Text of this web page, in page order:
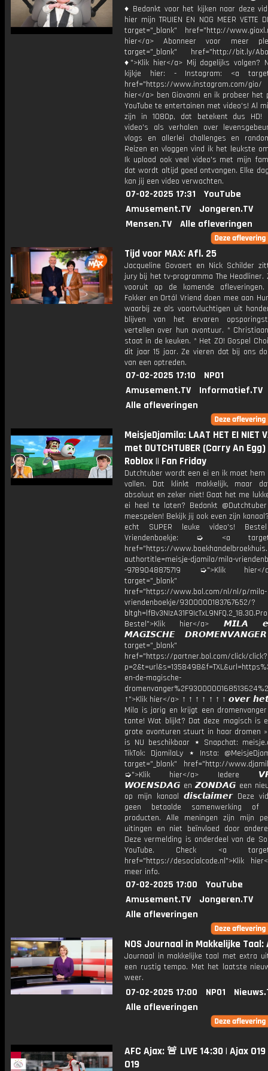
♦ Bedankt voor het kijken naar deze
hier mijn TRUIEN EN NOG MEER VETTE
target="_blank" href="http://
hier</a> Abonneer voor meer
target="_blank" href="http://bit.ly/
♦">Klik hier</a> Mij dagelijks volgen?
kijkje hier: - Instagram: <a
href="https://www.instagram.com/
hier</a> ben Giovanni en ik probeer het
YouTube te entertainen met video's! Al
zijn in 1080p, dat betekent dus HD!
video's als verhalen over
vlogs en allerlei challenges en
Reizen en vloggen vind ik het leukste
Ik upload ook veel video's met mijn
dat wordt altijd goed ontvangen. Elke
kan jij een video verwachten.
07-02-2025 17:31
YouTube
Amusement.TV
Jongeren.TV
Mensen.TV
Alle afleveringen
Tijd voor MAX: Afl. 25
Jacqueline Govaert en Nick Schilder
jury bij het tv-programma The Headliner.
vooruit op de komende
Fokker en Ortál Vriend doen mee aan
waarbij ze als voortvluchtigen uit
blijven van het ervaren
vertellen over hun avontuur. *
staat in de keuken. * Het ZO! Gospel
dit jaar 15 jaar. Ze vieren dat bij ons
van een optreden.
07-02-2025 17:10
NPO1
Amusement.TV
Informatief.TV
Alle afleveringen
MeisjeDjamila: LAAT HET EI NIET
met DUTCHTUBER (Carry An
Roblox || Fan Friday
Dutchtuber wordt een ei en ik moet hem
vallen. Dat klinkt makkelijk, maar
absoluut en zeker niet! Gaat het me
ei heel te laten? Bedankt
meespelen! Bekijk jij ook even zijn
echt SUPER leuke video's!
Vriendenboekje: ➭ <a
href="https://
authortitle=meisje-djamila/mila-
-9789048875719 ➭">Klik
target="_blank"
href="https://www.bol.com/nl/nl/p/mila-
vriendenboekje/9300000183767652/?
Bestel">Klik hier</a>
𝙈𝘼𝙂𝙄𝙎𝘾𝙃𝙀
target="_blank"
href="https://partner.bol.com/click/click?
en-de-magische-
↑">Klik hier</a> ↑ ↑ ↑ ↑ ↑ ↑ ↑ 𝙤𝙫𝙚𝙧
Mila is jarig en krijgt een
tante! Wat blijkt? Dat deze magisch is
grote avonturen stuurt in haar dromen
is NU beschikbaar ⋆ Snapchat:
TikTok: DjamilaLy ⋆ Insta:
target="_blank" href="http://
➭">Klik hier</a> Iedere
𝙒𝙊𝙀𝙉𝙎𝘿𝘼𝙂 en 𝙕𝙊𝙉𝘿𝘼𝙂 een
op mijn kanaal 𝙙𝙞𝙨𝙘𝙡𝙖𝙞𝙢𝙚𝙧 Deze
geen betaalde samenwerking of
producten. Alle meningen zijn mijn
uitingen en niet beïnvloed door
Deze vermelding is onderdeel van de
YouTube. Check <a
href="https://desocialcode.nl">Klik
meer info.
07-02-2025 17:00
YouTube
Amusement.TV
Jongeren.TV
Alle afleveringen
NOS Journaal in Makkelijke
Journaal in makkelijke taal met extra
een rustig tempo. Met het laatste
weer.
07-02-2025 17:00 NPO1
Alle afleveringen
AFC Ajax: 🚨 LIVE 14:30 | Ajax O19
O19